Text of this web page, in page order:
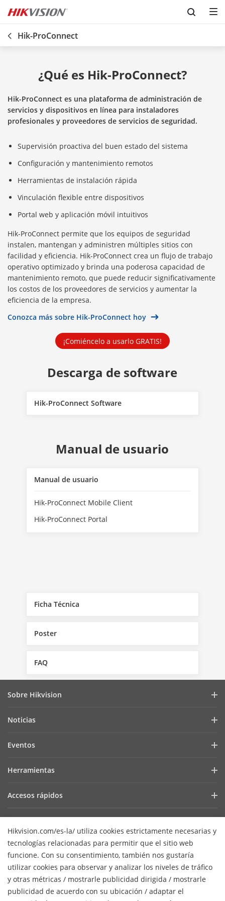
Skip to content
Hik-ProConnect
¿Qué es Hik-ProConnect?
Hik-ProConnect es una plataforma de administración de
servicios y dispositivos en línea para instaladores
profesionales y proveedores de servicios de seguridad.
Supervisión proactiva del buen estado del sistema
Configuración y mantenimiento remotos
Herramientas de instalación rápida
Vinculación flexible entre dispositivos
Portal web y aplicación móvil intuitivos
Hik-ProConnect permite que los equipos de seguridad
instalen, mantengan y administren múltiples sitios con
facilidad y eficiencia. Hik-ProConnect crea un flujo de trabajo
operativo optimizado y brinda una poderosa capacidad de
mantenimiento remoto, que puede reducir significativamente
los costos de los proveedores de servicios y aumentar la
eficiencia de la empresa.
Conozca más sobre Hik-ProConnect hoy
¡Comiéncelo a usarlo GRATIS!
Descarga de software
Hik-ProConnect Software
Manual de usuario
Manual de usuario
Hik-ProConnect Mobile Client
Hik-ProConnect Portal
Ficha Técnica
Poster
FAQ
Hikvision.com/es-la/ utiliza cookies estrictamente necesarias y
tecnologías relacionadas para permitir que el sitio web
funcione. Con su consentimiento, también nos gustaría
utilizar cookies para observar y analizar los niveles de tráfico
y otras métricas / mostrarle publicidad dirigida / mostrarle
publicidad de acuerdo con su ubicación / adaptar el
Sobre Hikvision
Ciberseguridad
Enfoque en la Calidad
Contáctanos
Preguntas Frecuentes
Noticias
Casos de Éxito
Eventos
Encuentra un Partner Tecnológico
Portal de Partners Tecnológicos
Plataforma Abierta Integrada de Hikvision (HEOP)
Centro de Contenido
Herramientas
SDKs de Integración
SDK de integración
Mapa de recursos
Accesos rápidos
Dónde Comprar
Productos Descontinuados
Hikvision eLearning
Lista de Eventos
Contáctanos
Suscripción al newsletter